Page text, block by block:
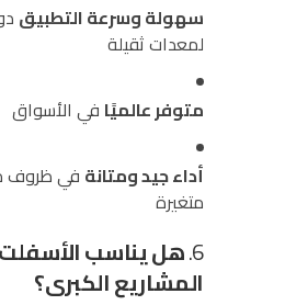
سهولة وسرعة التطبيق
لمعدات ثقيلة
متوفر عالميًا في الأسواق
أداء جيد ومتانة في ظروف
متغيرة
6. هل يناسب الأسفلت
المشاريع الكبرى؟